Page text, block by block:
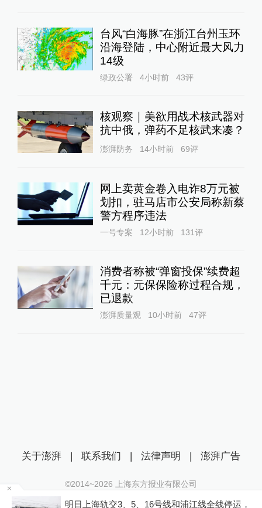
台风“白海豚”在浙江台州玉环
沿海登陆，中心附近最大风力
14级
绿政公署 4小时前 43评
核观察｜美欲用战术核武器对
抗中俄，弹药不足核武来凑？
澎湃防务 14小时前 69评
网上卖黄金卷入电诈8万元被
划扣，驻马店市公安局称新蔡
警方程序违法
一号专案 12小时前 131评
消费者称被“弹窗投保”续费超
千元：元保保险称过程合规，
已退款
澎湃质量观 10小时前 47评
明日上海轨交3、5、16号线和浦江线全线停运，
关于澎湃 | 联系我们 | 法律声明 | 澎湃广告
©2014~2026 上海东方报业有限公司
沪ICP证：沪B2-20170116 | 沪ICP备14003370号